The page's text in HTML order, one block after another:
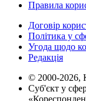
Правила
Договір
Політика у
Угода щодо
Редакція
© 2000-2026,
Суб'єкт у